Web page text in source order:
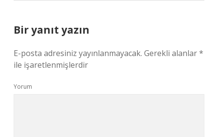
Bir yanıt yazın
E-posta adresiniz yayınlanmayacak. Gerekli alanlar*
ile işaretlenmişlerdir
Yorum